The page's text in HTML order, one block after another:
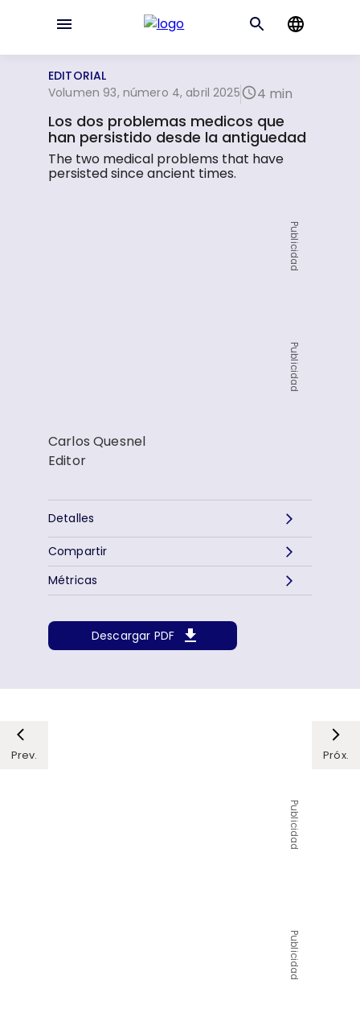
EDITORIAL
Volumen 93, número 4, abril 2025
4 min
Los dos problemas medicos que
han persistido desde la antiguedad
The two medical problems that have
persisted since ancient times.
Publicidad
Publicidad
Carlos Quesnel
Editor
Detalles
Descargar PDF
Métricas
Compartir
Prev. Próx.
Publicidad
Publicidad